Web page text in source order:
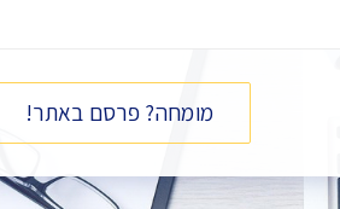
מומחה? פרסם באתר!